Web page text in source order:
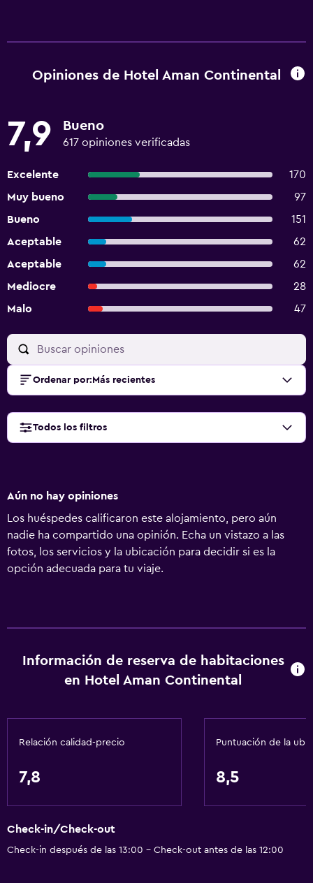
Opiniones de Hotel Aman Continental
7,9 Bueno
617 opiniones verificadas
Excelente
170
Muy bueno
97
Bueno
151
Aceptable
62
Aceptable
62
Mediocre
28
Malo
47
Ordenar por: Más recientes
Todos los filtros
Aún no hay opiniones
Los huéspedes calificaron este alojamiento, pero aún
nadie ha compartido una opinión. Echa un vistazo a las
fotos, los servicios y la ubicación para decidir si es la
opción adecuada para tu viaje.
Información de reserva de habitaciones
en Hotel Aman Continental
Relación calidad-precio
7,8
Puntuación de la
8,5
Check-in/Check-out
Check-in después de las 13:00 - Check-out antes de las 12:00